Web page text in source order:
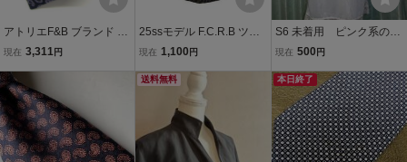
アトリエF&B ブランド ネ
クタイ ペイズリー柄 シル
ネイビー ATELIER F&B
現在 3,311円
25ssモデル F.C.R.B ツア
ー ウエストバッグ ブラッ
グ エフシーアールビー 中
古品[C148L623]
現在 1,100 円
S6 未着用 ピンク系のス
リップ B90
現在 500 円
送料無料 本日終了